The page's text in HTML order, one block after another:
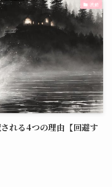
波動
れる4つの理由【回避す